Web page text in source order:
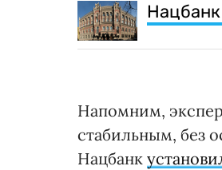
Напомним,
стабильным, без
Нацбанк